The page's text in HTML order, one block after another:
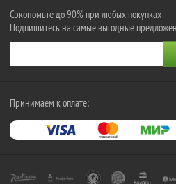
Сэкономьте до 90% при любых покупках
Подпишитесь на самые выгодные
Принимаем к оплате: